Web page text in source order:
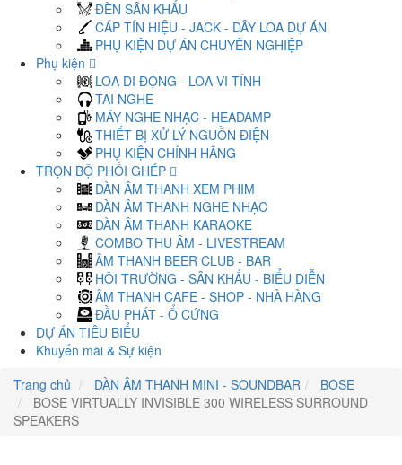
ĐÈN SÂN KHẤU
CÁP TÍN HIỆU - JACK - DÂY LOA DỰ ÁN
PHỤ KIỆN DỰ ÁN CHUYÊN NGHIỆP
Phụ kiện
LOA DI ĐỘNG - LOA VI TÍNH
TAI NGHE
MÁY NGHE NHẠC - HEADAMP
THIẾT BỊ XỬ LÝ NGUỒN ĐIỆN
PHỤ KIỆN CHÍNH HÃNG
TRỌN BỘ PHỐI GHÉP
DÀN ÂM THANH XEM PHIM
DÀN ÂM THANH NGHE NHẠC
DÀN ÂM THANH KARAOKE
COMBO THU ÂM - LIVESTREAM
ÂM THANH BEER CLUB - BAR
HỘI TRƯỜNG - SÂN KHẤU - BIỂU DIỄN
ÂM THANH CAFE - SHOP - NHÀ HÀNG
ĐẦU PHÁT - Ổ CỨNG
DỰ ÁN TIÊU BIỂU
Khuyến mãi & Sự kiện
Trang chủ
DÀN ÂM THANH MINI - SOUNDBAR
BOSE
BOSE VIRTUALLY INVISIBLE 300 WIRELESS SURROUND
SPEAKERS